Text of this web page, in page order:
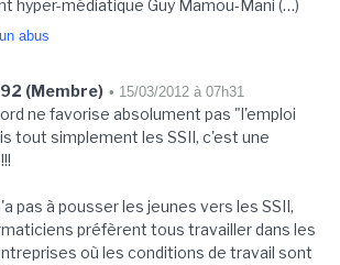
hyper-médiatique Guy Mamou-Mani (…)
abus
(Membre) • 15/03/2012 à 07h31
ne favorise absolument pas "l'emploi
tout simplement les SSII, c'est une
pas à pousser les jeunes vers les SSII,
préfèrent tous travailler dans les
où les conditions de travail sont